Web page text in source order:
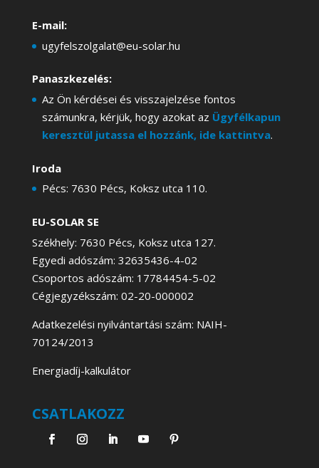
E-mail:
ugyfelszolgalat@eu-solar.hu
Panaszkezelés:
Az Ön kérdései és visszajelzése fontos
számunkra, kérjük, hogy azokat az Ügyfélkapun
keresztül jutassa el hozzánk, ide kattintva.
Iroda
Pécs: 7630 Pécs, Koksz utca 110.
EU-SOLAR SE
Székhely: 7630 Pécs, Koksz utca 127.
Egyedi adószám: 32635436-4-02
Csoportos adószám: 17784454-5-02
Cégjegyzékszám: 02-20-000002
Adatkezelési nyilvántartási szám: NAIH-
70124/2013
Energiadíj-kalkulátor
CSATLAKOZZ